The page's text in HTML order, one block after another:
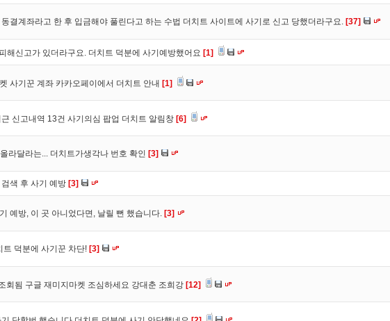
결계좌라고 한 후 입금해야 풀린다고 하는 수법 더치트 사이트에 사기로 신고 당했더라구요. [37]
해신고가 있더라구요. 더치트 덕분에 사기예방했어요 [1]
사기꾼 계좌 카카오페이에서 더치트 안내 [1]
신고내역 13건 사기의심 팝업 더치트 알림창 [6]
라달라는... 더치트가생각나 번호 확인 [3]
색 후 사기 예방 [3]
예방, 이 곳 아니었다면, 날릴 뻔 했습니다. [3]
트 덕분에 사기꾼 차단! [3]
회됨 구글 재미지마켓 조심하세요 강대춘 조희강 [12]